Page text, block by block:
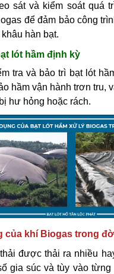
sát và kiểm soát quá
để đảm bảo công
hàn bạt.
lót hầm định kỳ
tra và bảo trì bạt lót
hầm vận hành trơn tru,
hư hỏng hoặc rách.
của khí Biogas trong
được thải ra nhiều
gia súc và tùy vào từng